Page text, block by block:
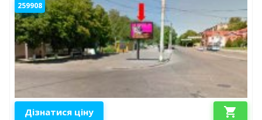
259908
Дізнатися ціну shopping_cart